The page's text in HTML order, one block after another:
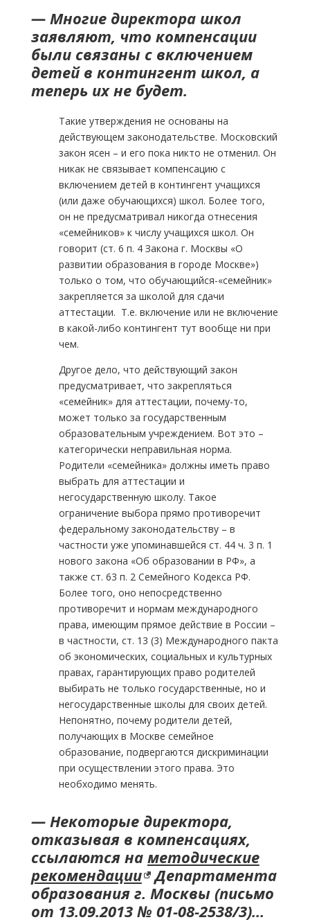
— Многие директора школ
заявляют, что компенсации
были связаны с включением
детей в контингент школ, а
теперь их не будет.
Такие утверждения не основаны на
действующем законодательстве. Московский
закон ясен – и его пока никто не отменил. Он
никак не связывает компенсацию с
включением детей в контингент учащихся
(или даже обучающихся) школ. Более того,
он не предусматривал никогда отнесения
«семейников» к числу учащихся школ. Он
говорит (ст. 6 п. 4 Закона г. Москвы «О
развитии образования в городе Москве»)
только о том, что обучающийся-«семейник»
закрепляется за школой для сдачи
аттестации. Т.е. включение или не включение
в какой-либо контингент тут вообще ни при
чем.
Другое дело, что действующий закон
предусматривает, что закрепляться
«семейник» для аттестации, почему-то,
может только за государственным
образовательным учреждением. Вот это –
категорически неправильная норма.
Родители «семейника» должны иметь право
выбрать для аттестации и
негосударственную школу. Такое
ограничение выбора прямо противоречит
федеральному законодательству – в
частности уже упоминавшейся ст. 44 ч. 3 п. 1
нового закона «Об образовании в РФ», а
также ст. 63 п. 2 Семейного Кодекса РФ.
Более того, оно непосредственно
противоречит и нормам международного
права, имеющим прямое действие в России –
в частности, ст. 13 (3) Международного пакта
об экономических, социальных и культурных
правах, гарантирующих право родителей
выбирать не только государственные, но и
негосударственные школы для своих детей.
Непонятно, почему родители детей,
получающих в Москве семейное
образование, подвергаются дискриминации
при осуществлении этого права. Это
необходимо менять.
— Некоторые директора,
отказывая в компенсациях,
ссылаются на методические
рекомендации Департамента
образования г. Москвы (письмо
от 13.09.2013 № 01-08-2538/3)…